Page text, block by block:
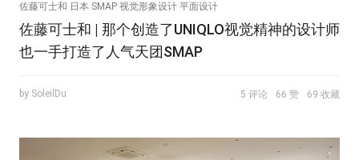
佐藤可士和 日本 SMAP 视觉形象设计 平面设计
佐藤可士和 | 那个创造了UNIQLO视觉精神的设计师
也一手打造了人气天团SMAP
by SoleilDu 5 评论 66 赞 69 收藏